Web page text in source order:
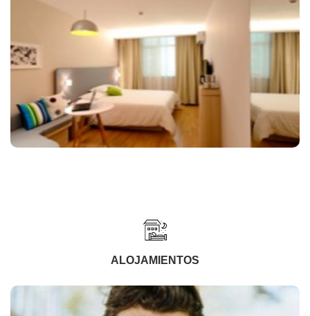
ALOJAMIENTOS